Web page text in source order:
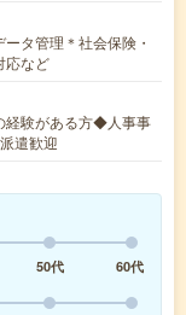
タ管理＊社会保険・
応など
験がある方◆人事事
遣歓迎
50代
60代